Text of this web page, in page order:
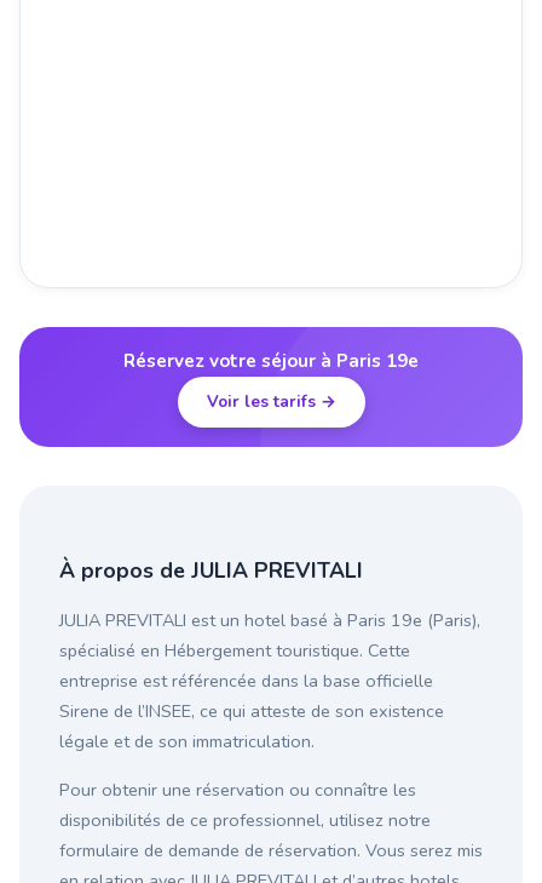
Réservez votre séjour à Paris 19e
Voir les tarifs →
À propos de JULIA PREVITALI
JULIA PREVITALI est un hotel basé à Paris 19e (Paris),
spécialisé en Hébergement touristique. Cette
entreprise est référencée dans la base officielle
Sirene de l’INSEE, ce qui atteste de son existence
légale et de son immatriculation.
Pour obtenir une réservation ou connaître les
disponibilités de ce professionnel, utilisez notre
formulaire de demande de réservation. Vous serez mis